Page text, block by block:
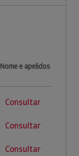
Nome e apelidos
Consultar
Consultar
Consultar